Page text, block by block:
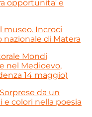
opportunita' e
museo. Incroci
di Matera
Mondi
nel Medioevo,
14 maggio)
da un
colori nella poesia